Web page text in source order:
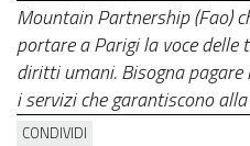
Mountain Partnership (Fao)
portare a Parigi la voce delle
diritti umani. Bisogna
i servizi che garantiscono
CONDIVIDI